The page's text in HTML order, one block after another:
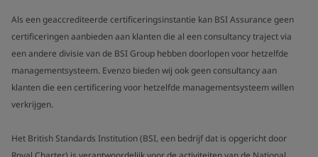
Als een geaccrediteerde certificeringsinstantie kan BSI Assurance geen
certificeringen aanbieden aan klanten die al een consultancy traject via
een andere divisie van de BSI Group hebben doorlopen voor hetzelfde
managementsysteem. Evenzo bieden wij ook geen consultancy aan
klanten die een certificering voor hetzelfde managementsysteem willen
verkrijgen.
Het British Standards Institution (BSI, een bedrijf dat is opgericht door